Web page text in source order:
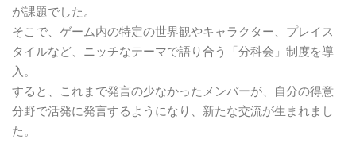
が課題でした。
そこで、ゲーム内の特定の世界観やキャラクター、プレイス
タイルなど、ニッチなテーマで語り合う「分科会」制度を導
入。
すると、これまで発言の少なかったメンバーが、自分の得意
分野で活発に発言するようになり、新たな交流が生まれまし
た。